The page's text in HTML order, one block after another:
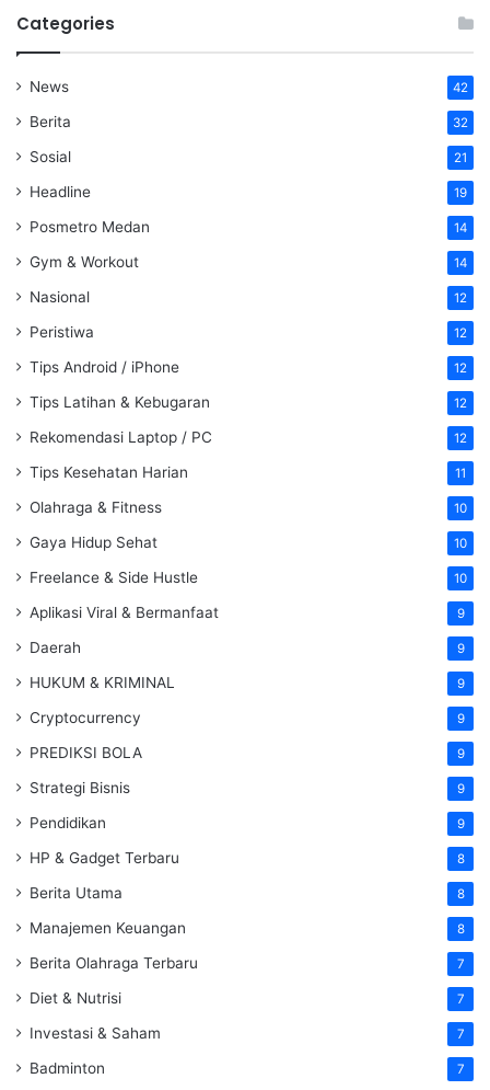
Categories
News 42
Berita 32
Sosial 21
Headline 19
Posmetro Medan 14
Gym & Workout 14
Nasional 12
Peristiwa 12
Tips Android / iPhone 12
Tips Latihan & Kebugaran 12
Rekomendasi Laptop / PC 12
Tips Kesehatan Harian 11
Olahraga & Fitness 10
Gaya Hidup Sehat 10
Freelance & Side Hustle 10
Aplikasi Viral & Bermanfaat 9
Daerah 9
HUKUM & KRIMINAL 9
Cryptocurrency 9
PREDIKSI BOLA 9
Strategi Bisnis 9
Pendidikan 9
HP & Gadget Terbaru 8
Berita Utama 8
Manajemen Keuangan 8
Berita Olahraga Terbaru 7
Diet & Nutrisi 7
Investasi & Saham 7
Badminton 7